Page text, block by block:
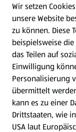
WhatsApp
Gewinnspiele
Mein HOFER.
Meine Meinung.
(öffnet in einem
Wir setzen
unsere Website
zu können. Diese
beispielsweise
das Teilen auf
Einwilligung
Personalisierung
übermittelt
kann es zu einer
Drittstaaten, wie
USA laut